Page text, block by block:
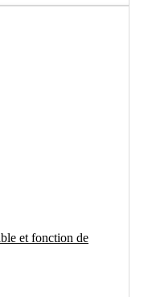
et fonction de